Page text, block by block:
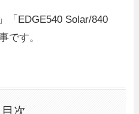
「EDGE540 Solar/840
です。
目次